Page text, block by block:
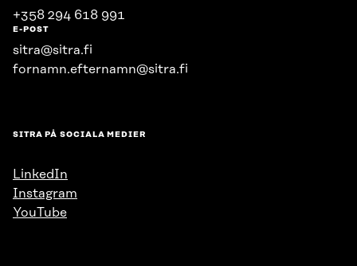
+358 294 618 991
E-POST
sitra@sitra.fi
fornamn.efternamn@sitra.fi
SITRA PÅ SOCIALA MEDIER
LinkedIn
Instagram
YouTube